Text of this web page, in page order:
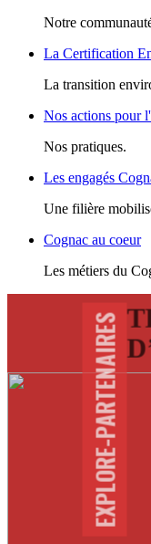
Notre
La Certification
La transition
Nos actions pour
Nos pratiques.
Les engagés
Une filière
Cognac au coeur
Les métiers du
EXPLORE-PARTENAIRES